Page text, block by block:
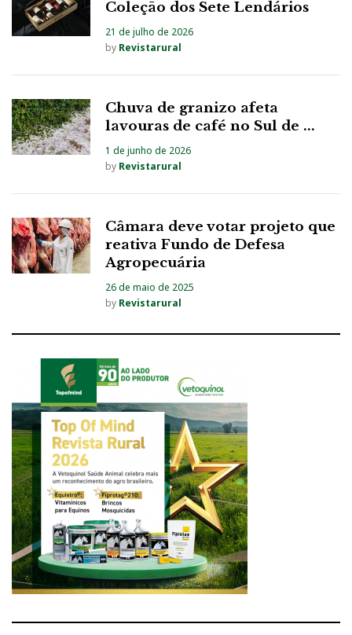
Coleção dos Sete Lendários
21 de julho de 2026
by Revistarural
Chuva de granizo afeta
lavouras de café no Sul de ...
1 de junho de 2026
by Revistarural
Câmara deve votar projeto que
reativa Fundo de Defesa
Agropecuária
26 de maio de 2025
by Revistarural